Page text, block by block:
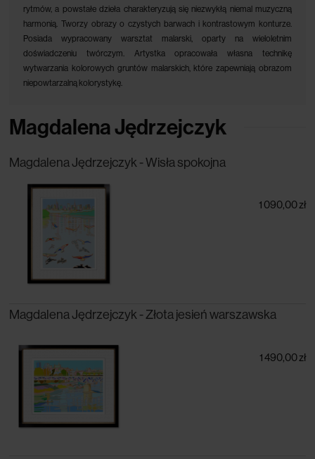
rytmów, a powstałe dzieła charakteryzują się niezwykłą niemal muzyczną
harmonią. Tworzy obrazy o czystych barwach i kontrastowym konturze.
Posiada wypracowany warsztat malarski, oparty na wieloletnim
doświadczeniu twórczym. Artystka opracowała własna technikę
wytwarzania kolorowych gruntów malarskich, które zapewniają obrazom
niepowtarzalną kolorystykę.
Magdalena Jędrzejczyk
Magdalena Jędrzejczyk - Wisła spokojna
1 090,00 zł
Magdalena Jędrzejczyk - Złota jesień warszawska
1 490,00 zł